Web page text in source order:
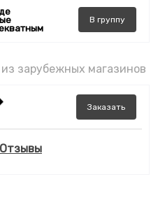
В группу
из зарубежных магазинов
Заказать
Отзывы